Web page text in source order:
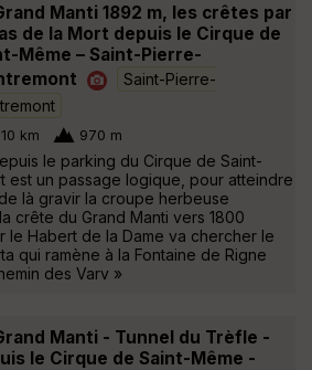
Manti 1892 m, les crêtes par
de la Mort depuis le Cirque de
Même – Saint-Pierre-
Saint-Pierre-
10 km 970 m
le parking du Cirque de Saint-
est un passage logique, pour atteindre
là gravir la croupe herbeuse
crête du Grand Manti vers 1800
le Habert de la Dame va chercher le
qui ramène à la Fontaine de Rigne
des Varv »
Manti - Tunnel du Trèfle -
le Cirque de Saint-Même -